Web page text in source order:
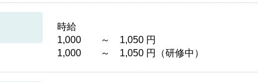
時給
1,000 ～ 1,050 円
1,000 ～ 1,050 円（研修中）